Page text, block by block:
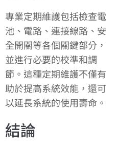
專業定期維護包括檢查電
池、電路、連接線路、安
全開關等各個關鍵部分，
並進行必要的校準和調
節。這種定期維護不僅有
助於提高系統效能，還可
以延長系統的使用壽命。
結論